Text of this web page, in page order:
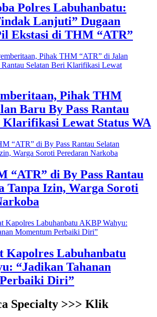
Polres Labuhanbatu:
Lanjuti” Dugaan
Ekstasi di THM “ATR”
Pihak THM
Baru By Pass Rantau
Klarifikasi Lewat Status WA
“ATR” di By Pass Rantau
Tanpa Izin, Warga Soroti
Kapolres Labuhanbatu
“Jadikan Tahanan
Diri”
Specialty >>> Klik